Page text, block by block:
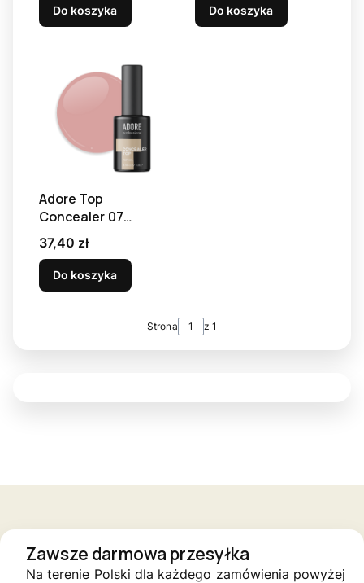
Do koszyka Do koszyka
Adore Top
Concealer 07
Caramel - top
kamuflażowy, 8 ml
Cena
37,40 zł
Do koszyka
Strona z 1
Zawsze darmowa przesyłka
Na terenie Polski dla każdego zamówienia powyżej